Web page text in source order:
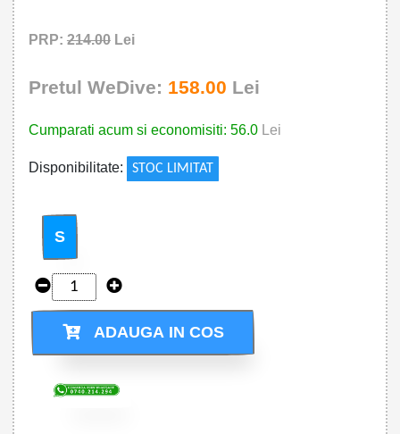
PRP: 214.00Lei
Pretul WeDive: 158.00 Lei
Cumparati acum si economisiti: 56.0Lei
Disponibilitate: STOC LIMITAT
S
ADAUGA IN COS